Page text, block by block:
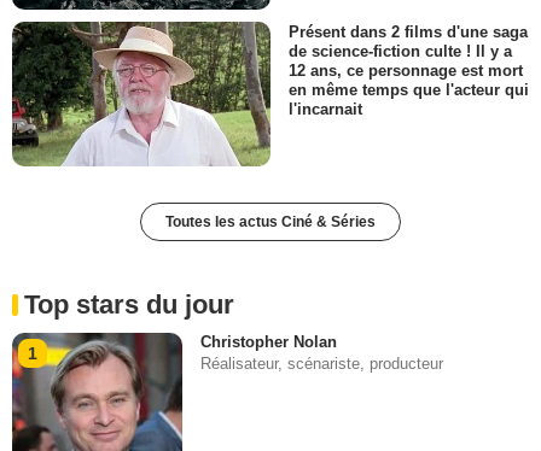
Présent dans 2 films d'une saga
de science-fiction culte ! Il y a
12 ans, ce personnage est mort
en même temps que l'acteur qui
l'incarnait
Toutes les actus Ciné & Séries
Top stars du jour
1
Christopher Nolan
Réalisateur, scénariste, producteur